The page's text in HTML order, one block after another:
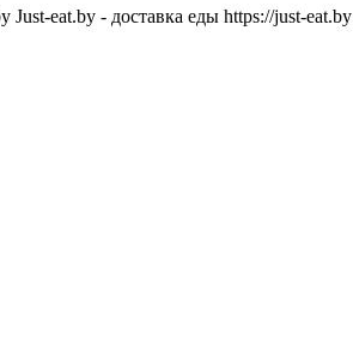
Just-eat.by - доставка еды https://just-eat.by